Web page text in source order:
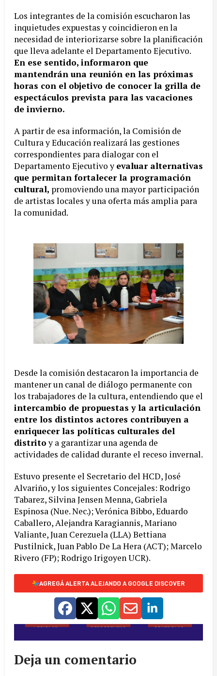
Los integrantes de la comisión escucharon las
inquietudes expuestas y coincidieron en la
necesidad de interiorizarse sobre la planificación
que lleva adelante el Departamento Ejecutivo.
En ese sentido, informaron que
mantendrán una reunión en las próximas
horas con el objetivo de conocer la grilla de
espectáculos prevista para las vacaciones
de invierno.
A partir de esa información, la Comisión de
Cultura y Educación realizará las gestiones
correspondientes para dialogar con el
Departamento Ejecutivo y evaluar alternativas
que permitan fortalecer la programación
cultural, promoviendo una mayor participación
de artistas locales y una oferta más amplia para
la comunidad.
Desde la comisión destacaron la importancia de
mantener un canal de diálogo permanente con
los trabajadores de la cultura, entendiendo que el
intercambio de propuestas y la articulación
entre los distintos actores contribuyen a
enriquecer las políticas culturales del
distritoy a garantizar una agenda de
actividades de calidad durante el receso invernal.
Estuvo presente el Secretario del HCD, José
Alvariño, y los siguientes Concejales: Rodrigo
Tabarez, Silvina Jensen Menna, Gabriela
Espinosa (Nue. Nec.); Verónica Bibbo, Eduardo
Caballero, Alejandra Karagiannis, Mariano
Valiante, Juan Cerezuela (LLA) Bettiana
Pustilnick, Juan Pablo De La Hera (ACT); Marcelo
Rivero (FP); Rodrigo Irigoyen UCR).
AGREGÁ ALERTA ALEJANDO A GOOGLE DISCOVER
Deja un comentario